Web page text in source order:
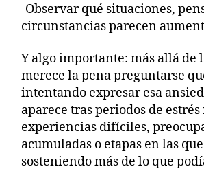
-Observar qué situaciones,
circunstancias parecen
Y algo importante: más allá de
merece la pena preguntarse
intentando expresar esa
aparece tras periodos de
experiencias difíciles,
acumuladas o etapas en las
sosteniendo más de lo que